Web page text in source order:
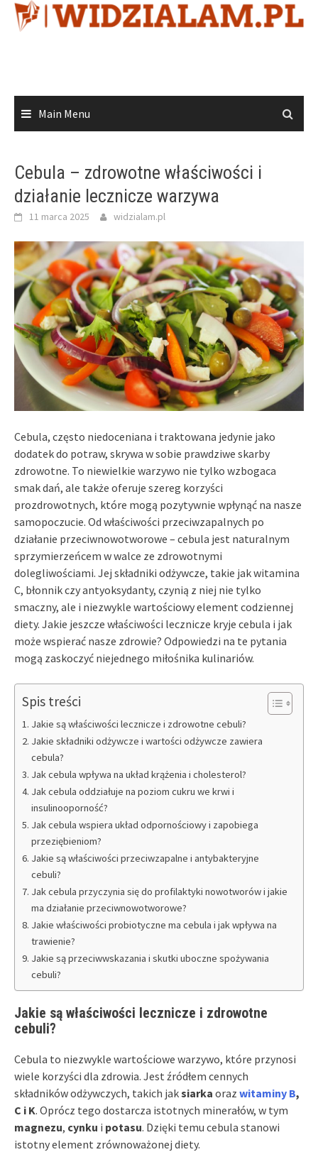
Skip
Main Menu
Cebula – zdrowotne właściwości i
działanie lecznicze warzywa
11 marca 2025 widzialam.pl
Cebula, często niedoceniana i traktowana jedynie jako
dodatek do potraw, skrywa w sobie prawdziwe skarby
zdrowotne. To niewielkie warzywo nie tylko wzbogaca
smak dań, ale także oferuje szereg korzyści
prozdrowotnych, które mogą pozytywnie wpłynąć na nasze
samopoczucie. Od właściwości przeciwzapalnych po
działanie przeciwnowotworowe – cebula jest naturalnym
sprzymierzeńcem w walce ze zdrowotnymi
dolegliwościami. Jej składniki odżywcze, takie jak witamina
C, błonnik czy antyoksydanty, czynią z niej nie tylko
smaczny, ale i niezwykle wartościowy element codziennej
diety. Jakie jeszcze właściwości lecznicze kryje cebula i jak
może wspierać nasze zdrowie? Odpowiedzi na te pytania
mogą zaskoczyć niejednego miłośnika kulinariów.
Spis treści
Jakie są właściwości lecznicze i zdrowotne cebuli?
Jakie składniki odżywcze i wartości odżywcze zawiera
cebula?
Jak cebula wpływa na układ krążenia i cholesterol?
Jak cebula oddziałuje na poziom cukru we krwi i
insulinooporność?
Jak cebula wspiera układ odpornościowy i zapobiega
przeziębieniom?
Jakie są właściwości przeciwzapalne i antybakteryjne
cebuli?
Jak cebula przyczynia się do profilaktyki nowotworów i jakie
ma działanie przeciwnowotworowe?
Jakie właściwości probiotyczne ma cebula i jak wpływa na
trawienie?
Jakie są przeciwwskazania i skutki uboczne spożywania
cebuli?
Jakie są właściwości lecznicze i zdrowotne
cebuli?
Cebula to niezwykle wartościowe warzywo, które przynosi
wiele korzyści dla zdrowia. Jest źródłem cennych
składników odżywczych, takich jaksiarka oraz witaminy B,
C i K. Oprócz tego dostarcza istotnych minerałów, w tym
magnezu, cynku i potasu. Dzięki temu cebula stanowi
istotny element zrównoważonej diety.